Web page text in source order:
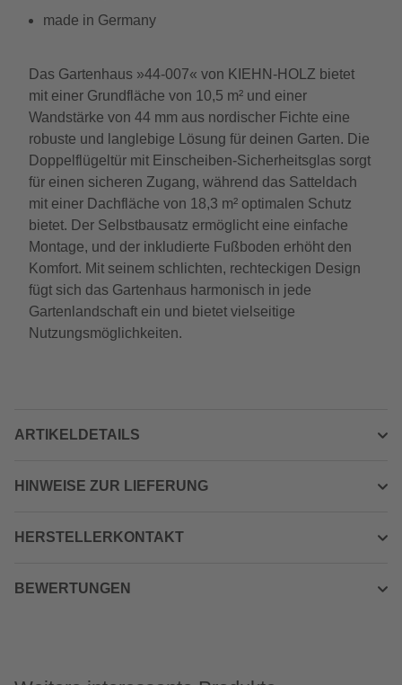
made in Germany
Das Gartenhaus »44-007« von KIEHN-HOLZ bietet
mit einer Grundfläche von 10,5 m² und einer
Wandstärke von 44 mm aus nordischer Fichte eine
robuste und langlebige Lösung für deinen Garten. Die
Doppelflügeltür mit Einscheiben-Sicherheitsglas sorgt
für einen sicheren Zugang, während das Satteldach
mit einer Dachfläche von 18,3 m² optimalen Schutz
bietet. Der Selbstbausatz ermöglicht eine einfache
Montage, und der inkludierte Fußboden erhöht den
Komfort. Mit seinem schlichten, rechteckigen Design
fügt sich das Gartenhaus harmonisch in jede
Gartenlandschaft ein und bietet vielseitige
Nutzungsmöglichkeiten.
ARTIKELDETAILS
HINWEISE ZUR LIEFERUNG
HERSTELLERKONTAKT
BEWERTUNGEN